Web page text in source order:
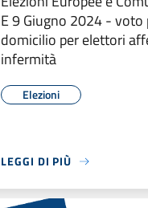
E 9 Giugno 2024 - voto
domicilio per elettori
infermità
Elezioni
LEGGI DI PIÙ